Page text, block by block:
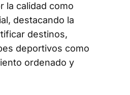
la calidad como
destacando la
destinos,
deportivos como
ordenado y